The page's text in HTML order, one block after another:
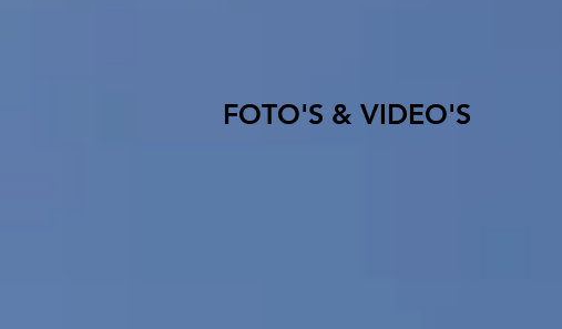
FOTO'S & VIDEO'S